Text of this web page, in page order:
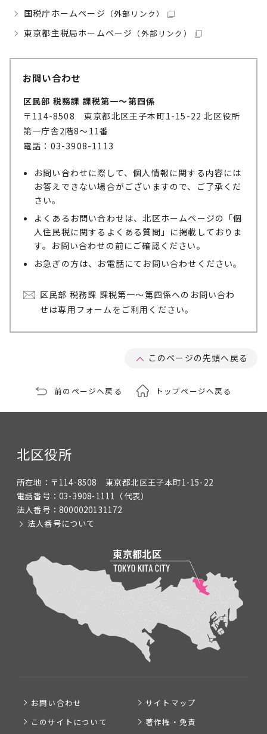
国税庁ホームページ （外部リンク）
東京都主税局ホームページ （外部リンク）
お問い合わせ
区民部 税務課 課税第一～第四係
〒114-8508 東京都北区王子本町1-15-22 北区役所
第一庁舎2階8～11番
電話：03-3908-1113
お問い合わせに際して、個人情報に関する内容には
お答えできない場合がございますので、ご了承くだ
さい。
よくあるお問い合わせは、北区ホームページの「個
人住民税に関するよくある質問」に掲載しておりま
す。お問い合わせの前にご確認ください。
お急ぎの方は、お電話にてお問い合わせください。
区民部 税務課 課税第一～第四係へのお問い合わ
せは専用フォームをご利用ください。
このページの先頭へ戻る
前のページへ戻る トップページへ戻る
北区役所
所在地： 〒114-8508 東京都北区王子本町1-15-22
電話番号： 03-3908-1111 （代表）
法人番号： 8000020131172
法人番号について
お問い合わせ
サイトマップ
このサイトについて
著作権・免責